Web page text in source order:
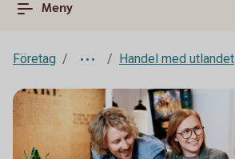
Meny
Företag Handel med utlandet